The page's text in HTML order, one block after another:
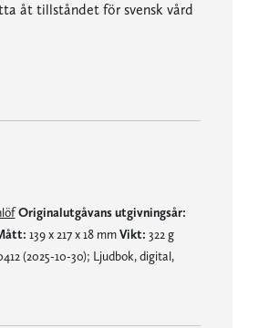
åt tillståndet för svensk vård
Originalutgåvans utgivningsår:
139 x 217 x 18 mmVikt: 322 g
(2025-10-30); Ljudbok, digital,